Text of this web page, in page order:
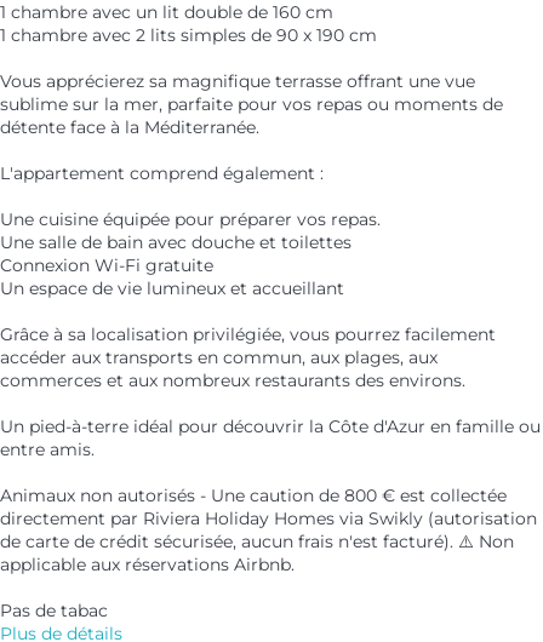
1 chambre avec un lit double de 160 cm
1 chambre avec 2 lits simples de 90 x 190 cm
Vous apprécierez sa magnifique terrasse offrant une vue
sublime sur la mer, parfaite pour vos repas ou moments de
détente face à la Méditerranée.
L'appartement comprend également :
Une cuisine équipée pour préparer vos repas.
Une salle de bain avec douche et toilettes
Connexion Wi-Fi gratuite
Un espace de vie lumineux et accueillant
Grâce à sa localisation privilégiée, vous pourrez facilement
accéder aux transports en commun, aux plages, aux
commerces et aux nombreux restaurants des environs.
Un pied-à-terre idéal pour découvrir la Côte d'Azur en famille ou
entre amis.
Animaux non autorisés - Une caution de 800 € est collectée
directement par Riviera Holiday Homes via Swikly (autorisation
de carte de crédit sécurisée, aucun frais n'est facturé). ⚠️ Non
applicable aux réservations Airbnb.
Pas de tabac
Plus de détails